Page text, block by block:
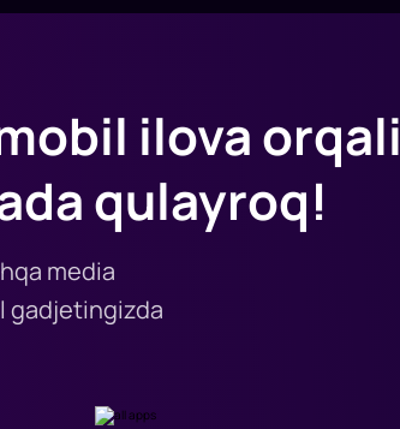
ilova orqali
qulayroq!
media
gadjetingizda